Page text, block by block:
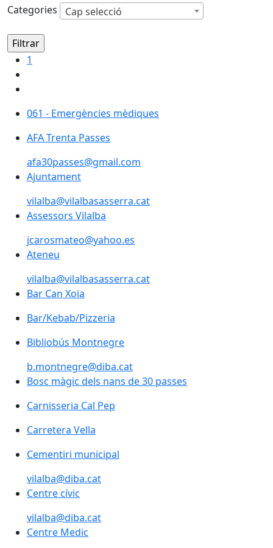
Categories Cap selecció
1
061 - Emergències mèdiques
061 - Emergències mèdiques
AFA Trenta Passes
afa30passes@gmail.com
Ajuntament
Ajuntament
vilalba@vilalbasasserra.cat
Assessors Vilalba
jcarosmateo@yahoo.es
Ateneu
Ateneu
vilalba@vilalbasasserra.cat
Bar Can Xoia
Bar/Kebab/Pizzeria
Bibliobús Montnegre
Bibliobús Montnegre
b.montnegre@diba.cat
Bosc màgic dels nans de 30 passes
Bosc màgic dels nans de 30 passes
Carnisseria Cal Pep
Carnisseria Cal Pep
Carretera Vella
Carretera Vella
Cementiri municipal
Cementiri municipal
vilalba@diba.cat
Centre cívic
Centre cívic
vilalba@diba.cat
Centre Medic